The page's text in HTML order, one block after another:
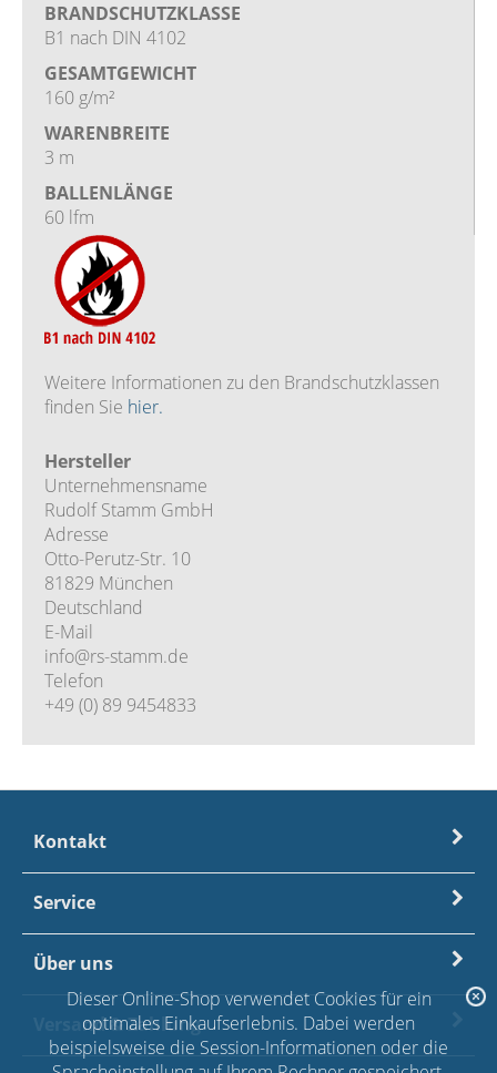
Dieser Online-Shop verwendet Cookies für ein
optimales Einkaufserlebnis. Dabei werden
beispielsweise die Session-Informationen oder die
BRANDSCHUTZKLASSE
B1 nach DIN 4102
GESAMTGEWICHT
160 g/m²
WARENBREITE
3 m
BALLENLÄNGE
60 lfm
Weitere Informationen zu den Brandschutzklassen
finden Sie hier.
Hersteller
Unternehmensname
Rudolf Stamm GmbH
Adresse
Otto-Perutz-Str. 10
81829 München
Deutschland
E-Mail
info@rs-stamm.de
Telefon
+49 (0) 89 9454833
Kontakt
Service
Über uns
Versand & Zahlung